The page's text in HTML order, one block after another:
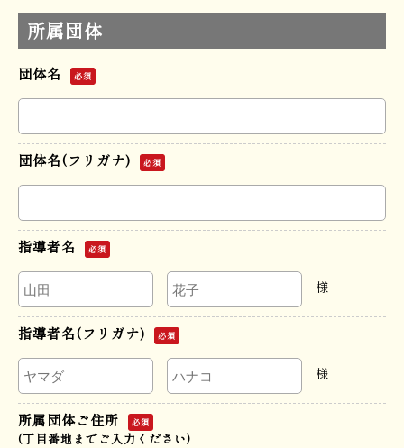
所属団体
団体名 必須
団体名(フリガナ) 必須
指導者名 必須
様
指導者名(フリガナ) 必須
様
所属団体ご住所 必須
(丁目番地までご入力ください)